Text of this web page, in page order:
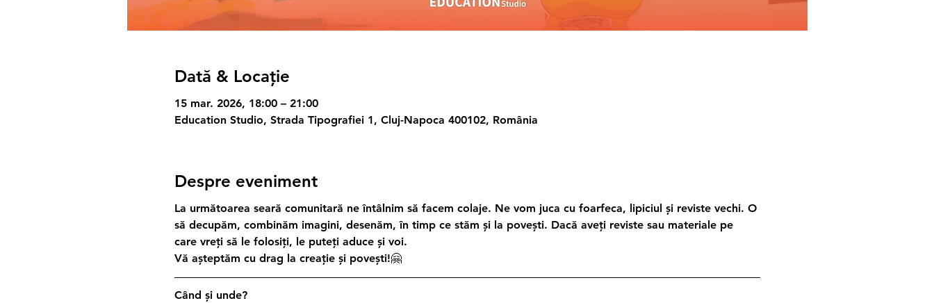
Dată & Locație
15 mar. 2026, 18:00 – 21:00
Education Studio, Strada Tipografiei 1, Cluj-Napoca 400102, România
Despre eveniment
La următoarea seară comunitară ne întâlnim să facem colaje. Ne vom juca cu foarfeca, lipiciul și reviste vechi. O
să decupăm, combinăm imagini, desenăm, în timp ce stăm și la povești. Dacă aveți reviste sau materiale pe
care vreți să le folosiți, le puteți aduce și voi.
Vă așteptăm cu drag la creație și povești!🤗
Când și unde?